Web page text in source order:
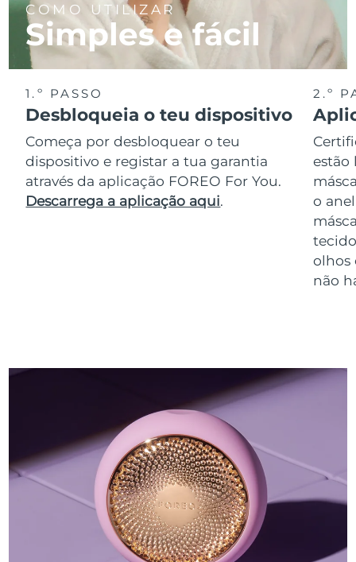
COMO UTILIZAR
Simples e fácil
1.º PASSO
Desbloqueia o teu dispositivo
Começa por desbloquear o teu
dispositivo e registar a tua garantia
através da aplicação FOREO For You.
Descarrega a aplicação aqui.
2.º
estão
o
olhos
não